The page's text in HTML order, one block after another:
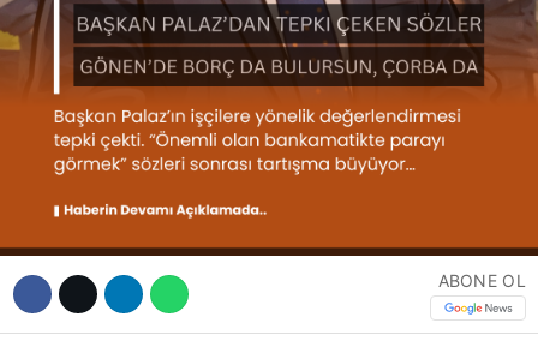
ABONE OL